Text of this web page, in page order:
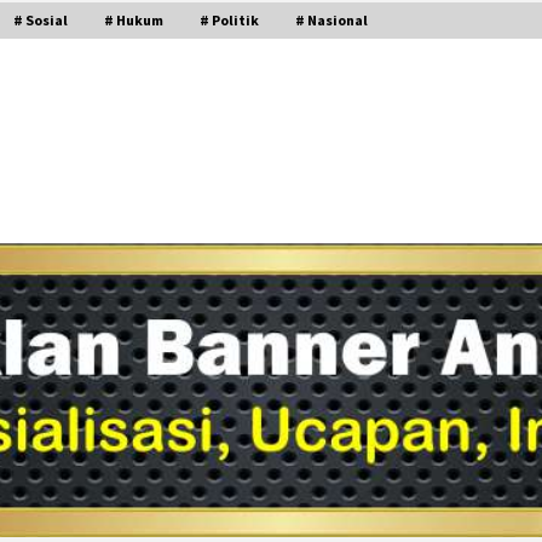
# Sosial # Hukum # Politik # Nasional